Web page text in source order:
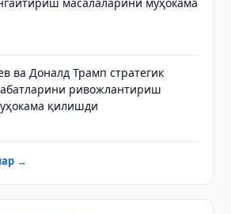
ва Доналд Трамп стратегик
ривожлантириш
қилишди
→